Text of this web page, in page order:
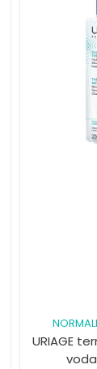
URIAGE